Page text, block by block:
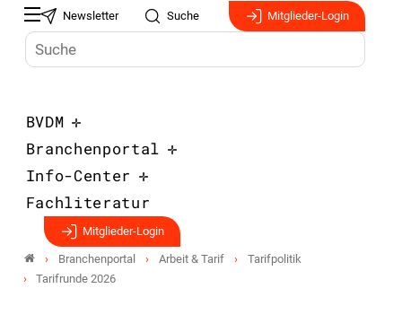
Newsletter Suche Mitglieder-Login
BVDM
Branchenportal
Info-Center
Fachliteratur
Mitglieder-Login
Branchenportal Arbeit & Tarif
Tarifpolitik
Tarifrunde 2026